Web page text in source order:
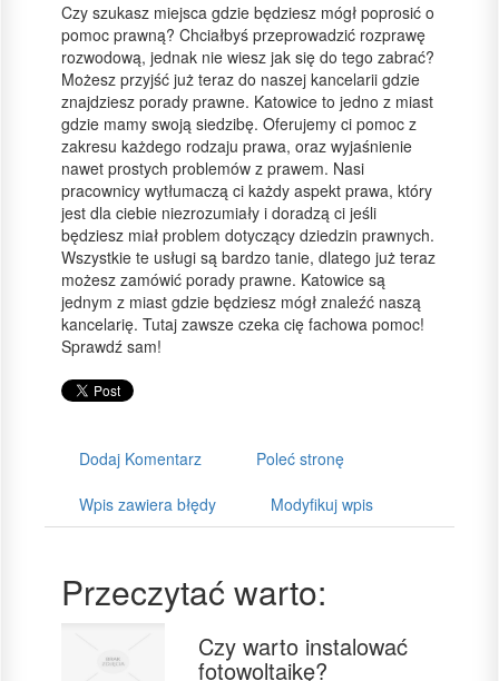
Czy szukasz miejsca gdzie będziesz mógł poprosić o
pomoc prawną? Chciałbyś przeprowadzić rozprawę
rozwodową, jednak nie wiesz jak się do tego zabrać?
Możesz przyjść już teraz do naszej kancelarii gdzie
znajdziesz porady prawne. Katowice to jedno z miast
gdzie mamy swoją siedzibę. Oferujemy ci pomoc z
zakresu każdego rodzaju prawa, oraz wyjaśnienie
nawet prostych problemów z prawem. Nasi
pracownicy wytłumaczą ci każdy aspekt prawa, który
jest dla ciebie niezrozumiały i doradzą ci jeśli
będziesz miał problem dotyczący dziedzin prawnych.
Wszystkie te usługi są bardzo tanie, dlatego już teraz
możesz zamówić porady prawne. Katowice są
jednym z miast gdzie będziesz mógł znaleźć naszą
kancelarię. Tutaj zawsze czeka cię fachowa pomoc!
Sprawdź sam!
Dodaj Komentarz Poleć stronę
Wpis zawiera błędy Modyfikuj wpis
Przeczytać warto:
Czy warto instalować
fotowoltaikę?